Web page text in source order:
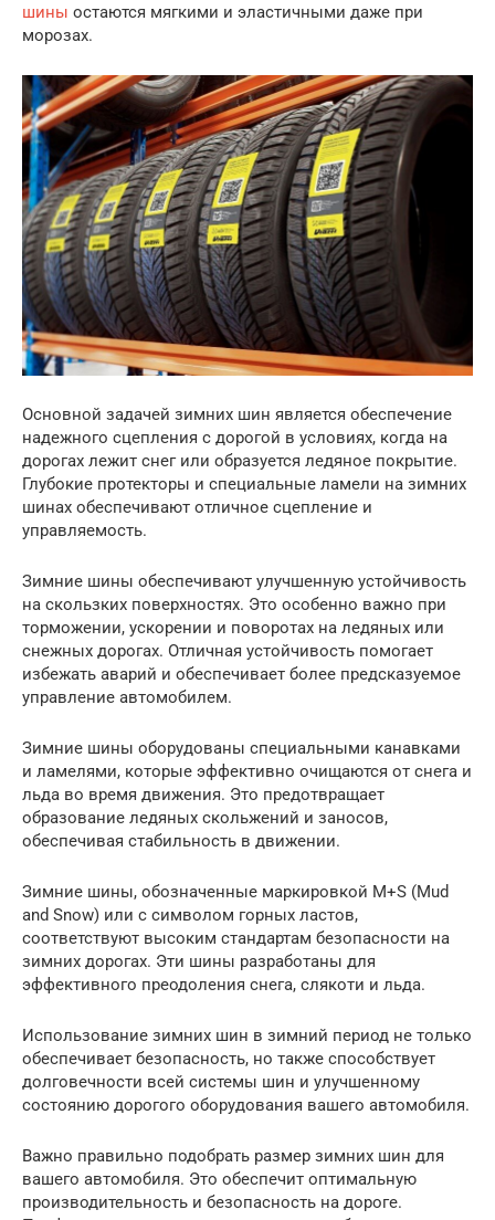
шины остаются мягкими и эластичными даже при
морозах.
Основной задачей зимних шин является обеспечение
надежного сцепления с дорогой в условиях, когда на
дорогах лежит снег или образуется ледяное покрытие.
Глубокие протекторы и специальные ламели на зимних
шинах обеспечивают отличное сцепление и
управляемость.
Зимние шины обеспечивают улучшенную устойчивость
на скользких поверхностях. Это особенно важно при
торможении, ускорении и поворотах на ледяных или
снежных дорогах. Отличная устойчивость помогает
избежать аварий и обеспечивает более предсказуемое
управление автомобилем.
Зимние шины оборудованы специальными канавками
и ламелями, которые эффективно очищаются от снега и
льда во время движения. Это предотвращает
образование ледяных скольжений и заносов,
обеспечивая стабильность в движении.
Зимние шины, обозначенные маркировкой M+S (Mud
and Snow) или с символом горных ластов,
соответствуют высоким стандартам безопасности на
зимних дорогах. Эти шины разработаны для
эффективного преодоления снега, слякоти и льда.
Использование зимних шин в зимний период не только
обеспечивает безопасность, но также способствует
долговечности всей системы шин и улучшенному
состоянию дорогого оборудования вашего автомобиля.
Важно правильно подобрать размер зимних шин для
вашего автомобиля. Это обеспечит оптимальную
производительность и безопасность на дороге.